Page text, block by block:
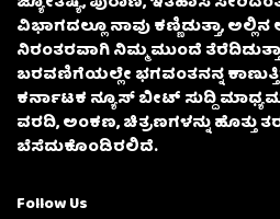
ವಿಭಾಗದಲ್ಲೂ ನಾವು ಕಣ್ಣಿಡುತ್ತಾ,
ನಿರಂತರವಾಗಿ ನಿಮ್ಮ ಮುಂದೆ ತೆರೆದಿಡುತ್ತಾ
ಬರವಣಿಗೆಯಲ್ಲೇ ಭಗವಂತನನ್ನ
ಕರ್ನಾಟಕ ನ್ಯೂಸ್ ಬೀಟ್ ಸುದ್ದಿ
ವರದಿ, ಅಂಕಣ, ಚಿತ್ರಣಗಳನ್ನು ಹೊತ್ತು
ಬೆಸೆದುಕೊಂಡಿರಲಿದೆ.
Follow Us